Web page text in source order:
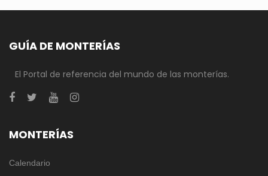
GUÍA DE MONTERÍAS
El Portal de referencia del mundo de las monterías.
MONTERÍAS
Calendario